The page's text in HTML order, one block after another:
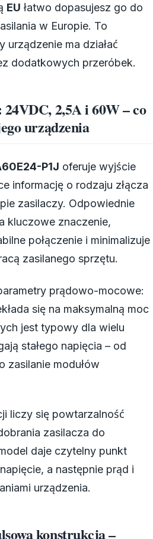
EU łatwo dopasujesz go do
w Europie. To
urządzenie ma działać
dodatkowych przeróbek.
2,5A i 60W – co
urządzenia
P1J oferuje wyjście
informację o rodzaju złącza
zasilaczy. Odpowiednie
kluczowe znaczenie,
połączenie i minimalizuje
zasilanego sprzętu.
prądowo-mocowe:
się na maksymalną moc
jest typowy dla wielu
stałego napięcia – od
zasilanie modułów
liczy się powtarzalność
zasilacza do
daje czytelny punkt
a następnie prąd i
urządzenia.
konstrukcja –